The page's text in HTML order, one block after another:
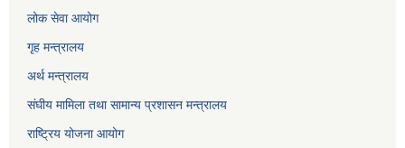
लोक सेवाआयोग
गृह मन्त्रालय
अर्थ मन्त्रालय
संघीय मामिला तथा सामान्य प्रशासन मन्त्रालय
राष्ट्रिय योजना आयोग